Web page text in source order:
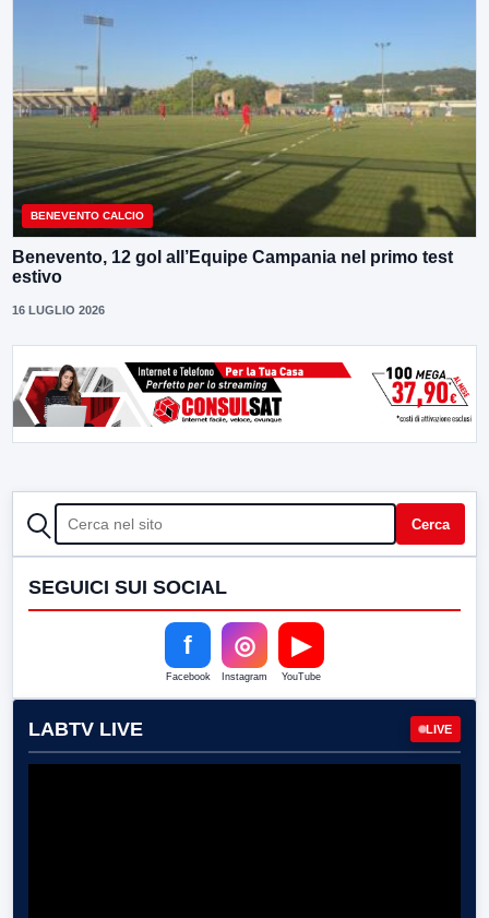
BENEVENTO CALCIO
Benevento, 12 gol all’Equipe Campania nel primo test
estivo
16 LUGLIO 2026
CERCA Cerca
SEGUICI SUI SOCIAL
f
Facebook
◎
Instagram
▶
YouTube
LABTV LIVE LIVE